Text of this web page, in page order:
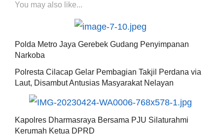
You may also like...
Polda Metro Jaya Gerebek Gudang Penyimpanan
Narkoba
Polresta Cilacap Gelar Pembagian Takjil Perdana via
Laut, Disambut Antusias Masyarakat Nelayan
Kapolres Dharmasraya Bersama PJU Silaturahmi
Kerumah Ketua DPRD